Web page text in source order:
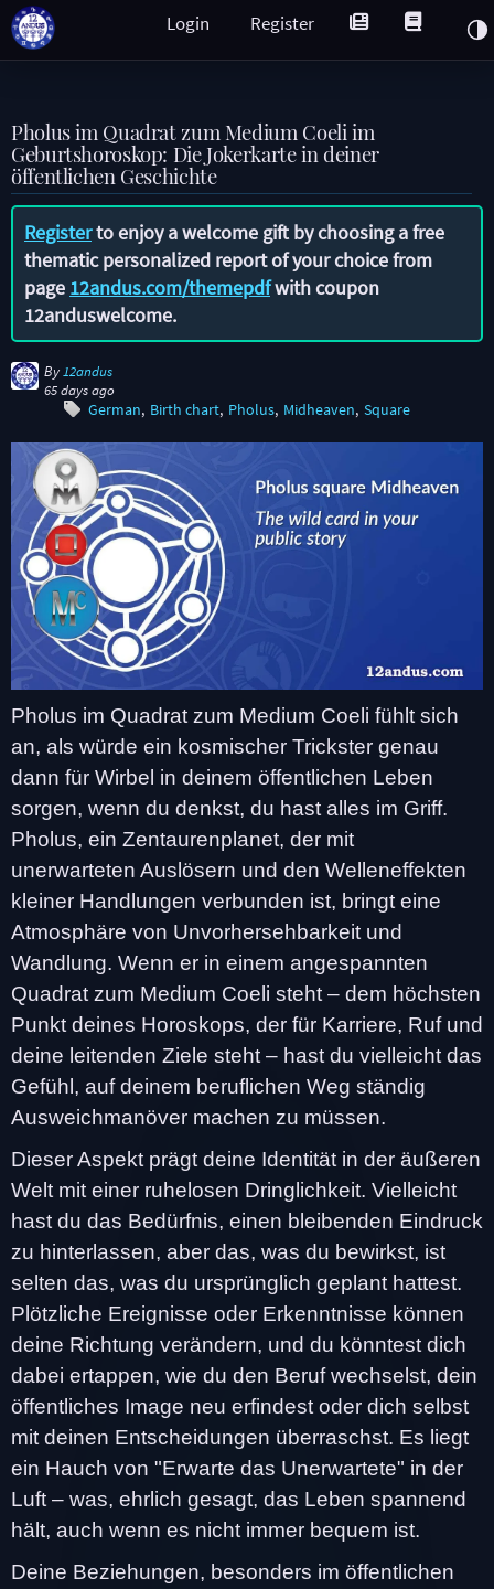
Register
Login
Pholus im Quadrat zum Medium Coeli im
Geburtshoroskop: Die Jokerkarte in deiner
öffentlichen Geschichte
Registerto enjoy a welcome gift by choosing a free
thematic personalized report of your choice from
page 12andus.com/themepdfwith coupon
12anduswelcome.
By 12andus
65 days ago
German Birth chart Pholus Midheaven Square
Pholus im Quadrat zum Medium Coeli fühlt sich
an, als würde ein kosmischer Trickster genau
dann für Wirbel in deinem öffentlichen Leben
sorgen, wenn du denkst, du hast alles im Griff.
Pholus, ein Zentaurenplanet, der mit
unerwarteten Auslösern und den Welleneffekten
kleiner Handlungen verbunden ist, bringt eine
Atmosphäre von Unvorhersehbarkeit und
Wandlung. Wenn er in einem angespannten
Quadrat zum Medium Coeli steht – dem höchsten
Punkt deines Horoskops, der für Karriere, Ruf und
deine leitenden Ziele steht – hast du vielleicht das
Gefühl, auf deinem beruflichen Weg ständig
Ausweichmanöver machen zu müssen.
Dieser Aspekt prägt deine Identität in der äußeren
Welt mit einer ruhelosen Dringlichkeit. Vielleicht
hast du das Bedürfnis, einen bleibenden Eindruck
zu hinterlassen, aber das, was du bewirkst, ist
selten das, was du ursprünglich geplant hattest.
Plötzliche Ereignisse oder Erkenntnisse können
deine Richtung verändern, und du könntest dich
dabei ertappen, wie du den Beruf wechselst, dein
öffentliches Image neu erfindest oder dich selbst
mit deinen Entscheidungen überraschst. Es liegt
ein Hauch von "Erwarte das Unerwartete" in der
Luft – was, ehrlich gesagt, das Leben spannend
hält, auch wenn es nicht immer bequem ist.
Deine Beziehungen, besonders im öffentlichen